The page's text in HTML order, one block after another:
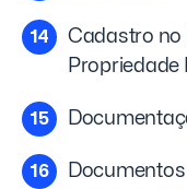
Cadastro no
Propriedade